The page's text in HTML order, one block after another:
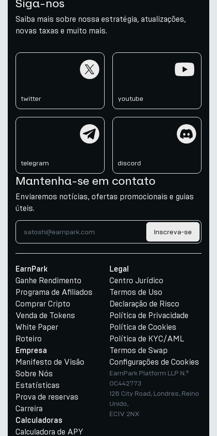
Siga-nos
Saiba mais sobre nossa estratégia, atualizações,
novas taxas e muito mais.
twitter youtube
telegram discord
Mantenha-se em contato
Enviaremos notícias, ofertas promocionais e guias
úteis.
Inscreva-se
EarnPark
Ganhe Rendimento
Programa de Afiliados
Comprar Cripto
Venda de Tokens
White Paper
Roteiro
Empresa
Manifesto de Visão
Sobre Nós
Estatísticas
Prova de reservas
Carreira
Calculadoras
Calculadora de APY
Legal
Centro Jurídico
Termos de Uso
Declaração de Risco
Política de Privacidade
Política de Cookies
Política de KYC/AML
Termos de Swap
Configurações de Cookies
EarnPark Platform LLP N.º
OC442773
128 City Road, Londres, Reino
Unido,
EC1V 2NX